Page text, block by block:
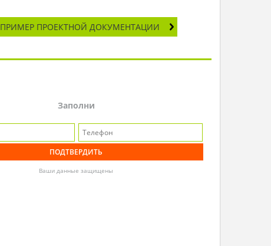
ПРИМЕР ПРОЕКТНОЙ ДОКУМЕНТАЦИИ
Заполни
Ваши данные защищены